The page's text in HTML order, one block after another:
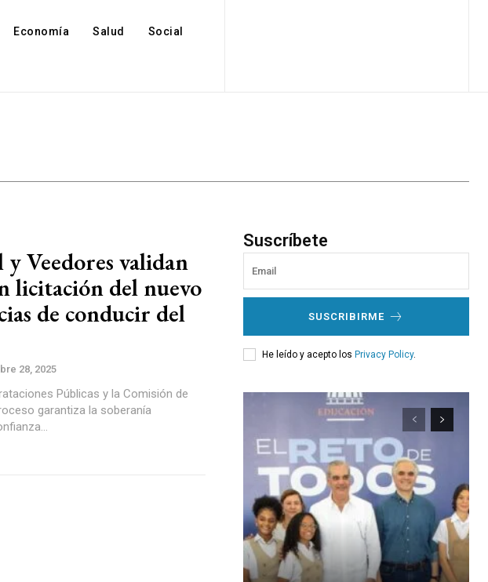
Economía Salud Social
Veedores validan
licitación del nuevo
de conducir del
28, 2025
Públicas y la Comisión de
garantiza la soberanía
Suscríbete
SUSCRIBIRME
He leído y acepto los Privacy Policy.